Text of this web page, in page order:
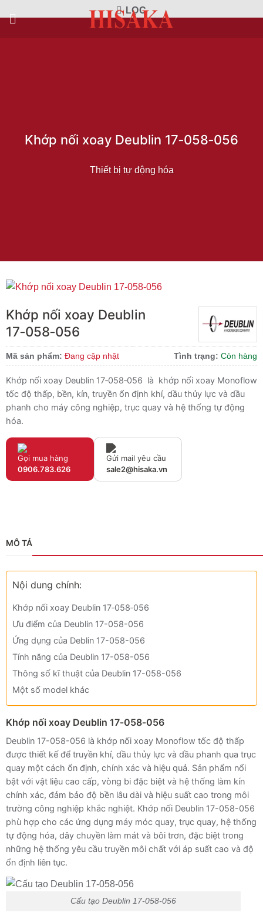
qua
LỌC
Khớp nối xoay Deublin 17‑058‑056
Thiết bị tự động hóa
Khớp nối xoay Deublin
17‑058‑056
Mã sản phẩm: Đang cập nhật Tình trạng: Còn hàng
Khớp nối xoay Deublin 17‑058‑056 là khớp nối xoay Monoflow
tốc độ thấp, bền, kín, truyền ổn định khí, dầu thủy lực và dầu
phanh cho máy công nghiệp, trục quay và hệ thống tự động
hóa.
Gọi mua hàng
0906.783.626
Gửi mail yêu cầu
sale2@hisaka.vn
MÔ TẢ
Nội dung chính:
Khớp nối xoay Deublin 17‑058‑056
Ưu điểm của Deublin 17-058-056
Ứng dụng của Deblin 17-058-056
Tính năng của Deublin 17-058-056
Thông số kĩ thuật của Deublin 17-058-056
Một số model khác
Khớp nối xoay Deublin 17‑058‑056
Deublin 17-058-056 là khớp nối xoay Monoflow tốc độ thấp
được thiết kế để truyền khí, dầu thủy lực và dầu phanh qua trục
quay một cách ổn định, chính xác và hiệu quả. Sản phẩm nổi
bật với vật liệu cao cấp, vòng bi đặc biệt và hệ thống làm kín
chính xác, đảm bảo độ bền lâu dài và hiệu suất cao trong môi
trường công nghiệp khắc nghiệt. Khớp nối Deublin 17-058-056
phù hợp cho các ứng dụng máy móc quay, trục quay, hệ thống
tự động hóa, dây chuyền làm mát và bôi trơn, đặc biệt trong
những hệ thống yêu cầu truyền môi chất với áp suất cao và độ
ổn định liên tục.
Cấu tạo Deublin 17‑058‑056